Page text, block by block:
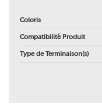
Coloris
Compatibilité Produit
Type de Terminaison(s)